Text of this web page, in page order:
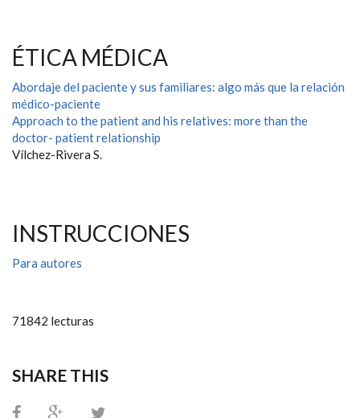
ÉTICA MÉDICA
Abordaje del paciente y sus familiares: algo más que la relación
médico-paciente
Approach to the patient and his relatives: more than the
doctor- patient relationship
Vílchez-Rivera S.
INSTRUCCIONES
Para autores
71842 lecturas
SHARE THIS